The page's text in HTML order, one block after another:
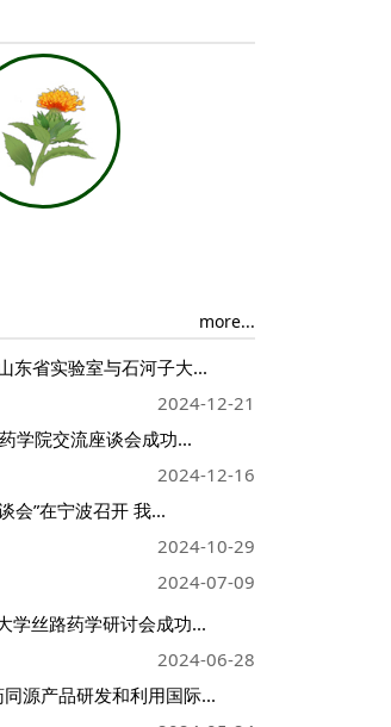
more...
东省实验室与石河子大...
2024-12-21
学院交流座谈会成功...
2024-12-16
会”在宁波召开 我...
2024-10-29
2024-07-09
学丝路药学研讨会成功...
2024-06-28
源产品研发和利用国际...